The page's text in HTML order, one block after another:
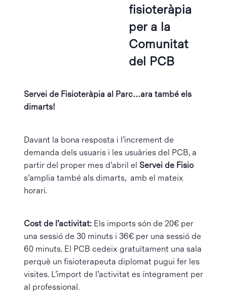
fisioteràpia
per a la
Comunitat
del PCB
Servei de Fisioteràpia al Parc…ara també els
dimarts!
Davant la bona resposta i l’increment de
demanda dels usuaris i les usuàries del PCB, a
partir del proper mes d’abril el Servei de Fisio
s’amplia també als dimarts, amb el mateix
horari.
Cost de l’activitat: Els imports són de 20€ per
una sessió de 30 minuts i 36€ per una sessió de
60 minuts. El PCB cedeix gratuïtament una sala
perquè un fisioterapeuta diplomat pugui fer les
visites. L’import de l’activitat es íntegrament per
al professional.